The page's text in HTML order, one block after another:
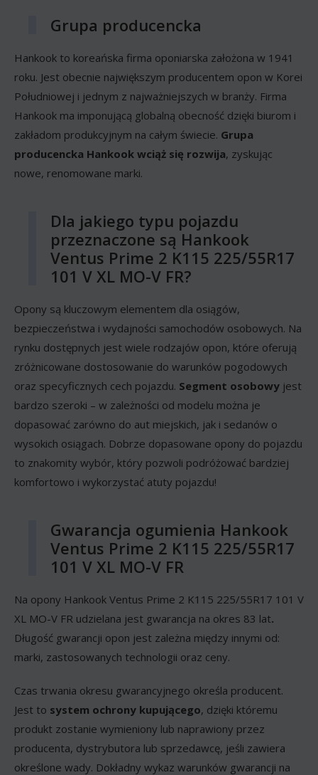
Grupa producencka
Hankook to koreańska firma oponiarska założona w 1941
roku. Jest obecnie największym producentem opon w Korei
Południowej i jednym z najważniejszych w branży. Firma
Hankook ma imponującą globalną obecność dzięki biurom i
zakładom produkcyjnym na całym świecie. Grupa
producencka Hankook wciąż się rozwija, zyskując
nowe, renomowane marki.
Dla jakiego typu pojazdu
przeznaczone są Hankook
Ventus Prime 2 K115 225/55R17
101 V XL MO-V FR?
Opony są kluczowym elementem dla osiągów,
bezpieczeństwa i wydajności samochodów osobowych. Na
rynku dostępnych jest wiele rodzajów opon, które oferują
zróżnicowane dostosowanie do warunków pogodowych
oraz specyficznych cech pojazdu. Segment osobowy jest
bardzo szeroki – w zależności od modelu można je
dopasować zarówno do aut miejskich, jak i sedanów o
wysokich osiągach. Dobrze dopasowane opony do pojazdu
to znakomity wybór, który pozwoli podróżować bardziej
komfortowo i wykorzystać atuty pojazdu!
Gwarancja ogumienia Hankook
Ventus Prime 2 K115 225/55R17
101 V XL MO-V FR
Na opony Hankook Ventus Prime 2 K115 225/55R17 101 V
XL MO-V FR udzielana jest gwarancja na okres 83 lat.
Długość gwarancji opon jest zależna między innymi od:
marki, zastosowanych technologii oraz ceny.
Czas trwania okresu gwarancyjnego określa producent.
Jest to system ochrony kupującego, dzięki któremu
produkt zostanie wymieniony lub naprawiony przez
producenta, dystrybutora lub sprzedawcę, jeśli zawiera
określone wady. Dokładny wykaz warunków gwarancji na